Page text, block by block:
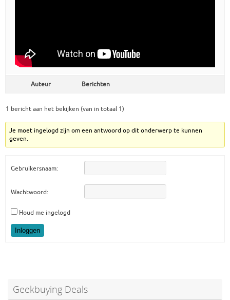
Auteur Berichten
1 bericht aan het bekijken (van in totaal 1)
Je moet ingelogd zijn om een antwoord op dit onderwerp te kunnen
geven.
Gebruikersnaam:
Wachtwoord:
Houd me ingelogd
Inloggen
Geekbuying Deals